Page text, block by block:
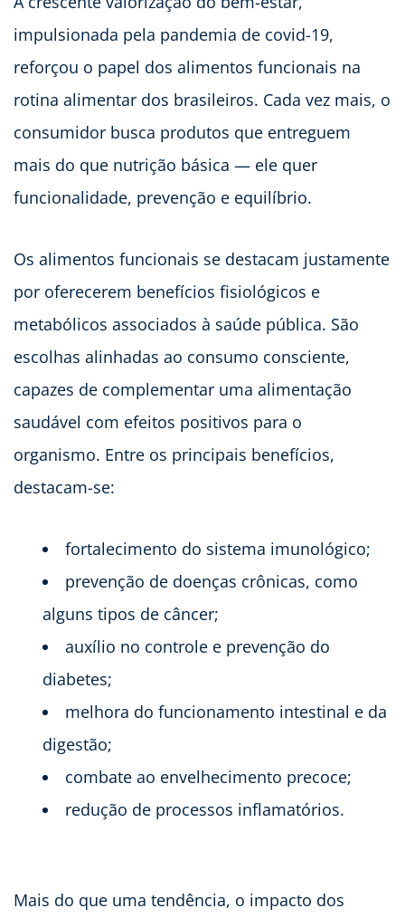
impulsionada pela pandemia de covid-19,
reforçou o papel dos alimentos funcionais na
rotina alimentar dos brasileiros. Cada vez mais, o
consumidor busca produtos que entreguem
mais do que nutrição básica — ele quer
funcionalidade, prevenção e equilíbrio.
Os alimentos funcionais se destacam justamente
por oferecerem benefícios fisiológicos e
metabólicos associados à saúde pública. São
escolhas alinhadas ao consumo consciente,
capazes de complementar uma alimentação
saudável com efeitos positivos para o
organismo. Entre os principais benefícios,
destacam-se:
fortalecimento do sistema imunológico;
prevenção de doenças crônicas, como
alguns tipos de câncer;
auxílio no controle e prevenção do
diabetes;
melhora do funcionamento intestinal e da
digestão;
combate ao envelhecimento precoce;
redução de processos inflamatórios.
Mais do que uma tendência, o impacto dos